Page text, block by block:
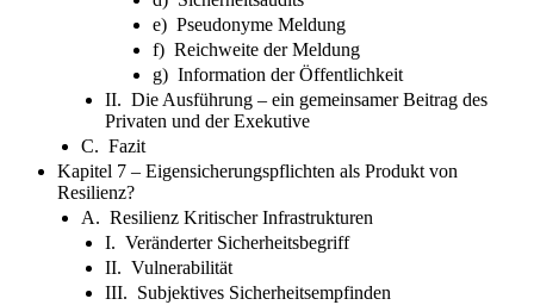
e) Pseudonyme Meldung
f) Reichweite der Meldung
g) Information der Öffentlichkeit
II. Die Ausführung – ein gemeinsamer Beitrag des
Privaten und der Exekutive
C. Fazit
Kapitel 7 – Eigensicherungspflichten als Produkt von
Resilienz?
A. Resilienz Kritischer Infrastrukturen
I. Veränderter Sicherheitsbegriff
II. Vulnerabilität
III. Subjektives Sicherheitsempfinden